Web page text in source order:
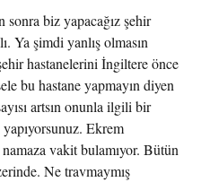
sonra biz yapacağız şehir
Ya şimdi yanlış olmasın
hastanelerini İngiltere önce
bu hastane yapmayın diyen
artsın onunla ilgili bir
Ekrem
vakit bulamıyor. Bütün
Ne travmaymış